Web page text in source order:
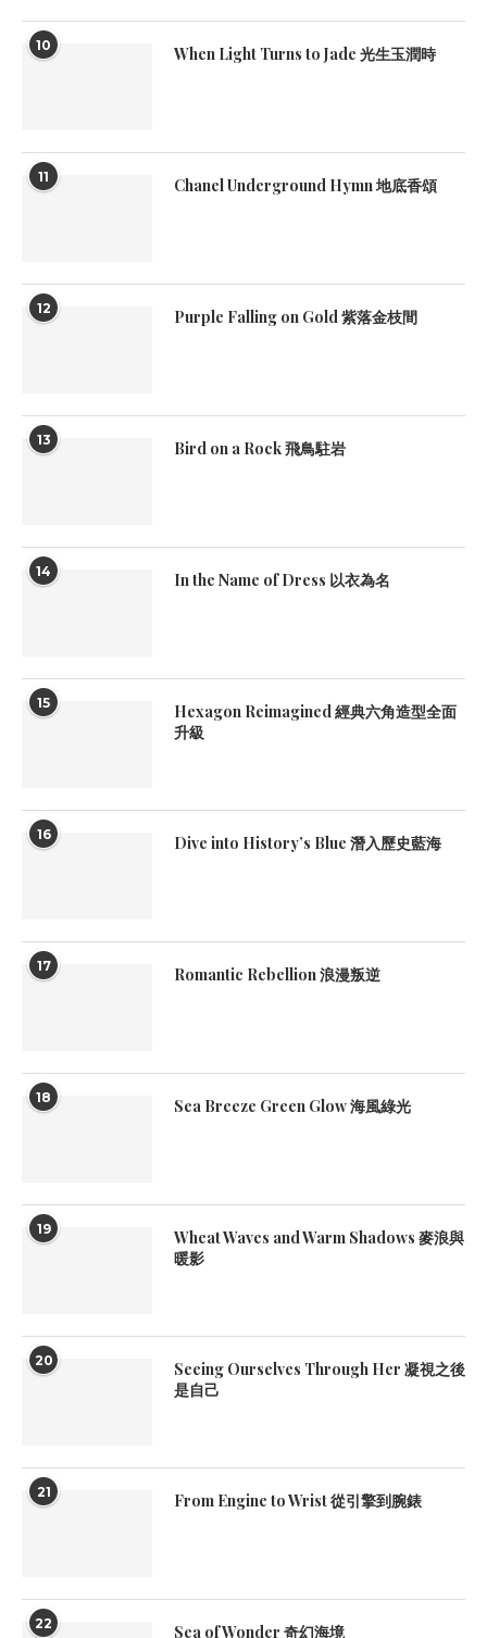
10 When Light Turns to Jade 光生玉潤時
11 Chanel Underground Hymn 地底香頌
12 Purple Falling on Gold 紫落金枝間
13 Bird on a Rock 飛鳥駐岩
14 In the Name of Dress 以衣為名
15
Hexagon Reimagined 經典六角造型全面
升級
16 Dive into History’s Blue 潛入歷史藍海
17 Romantic Rebellion 浪漫叛逆
18 Sea Breeze Green Glow 海風綠光
19
Wheat Waves and Warm Shadows 麥浪與
暖影
20
Seeing Ourselves Through Her 凝視之後
是自己
21 From Engine to Wrist 從引擎到腕錶
22 Sea of Wonder 奇幻海境